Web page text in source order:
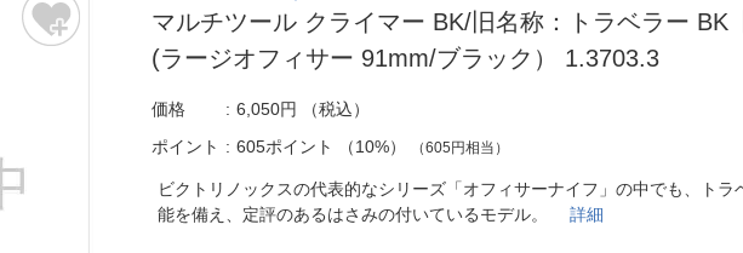
お客様サポート
ご利用ガイド
よくある質問・お問合せ
マルチツール クライマー BK/旧名称：トラベラー BK
(ラージオフィサー 91mm/ブラック） 1.3703.3
価格 6,050円
（税込）
ポイント
605ポイント （10%） （605円相当）
ビクトリノックスの代表的なシリーズ「オフィサーナイフ」の中でも、トラ
能を備え、定評のあるはさみの付いているモデル。詳細